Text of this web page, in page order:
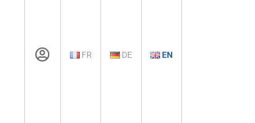
FR DE EN